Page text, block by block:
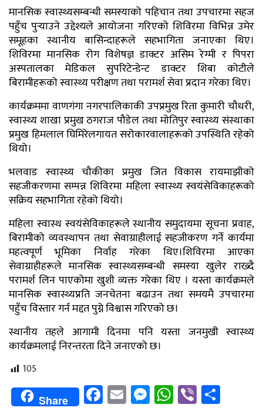
मानसिक स्वास्थ्यसम्बन्धी समस्याको पहिचान तथा उपचारमा सहज
पहुँच पुर्‍याउने उद्देश्यले आयोजना गरिएको शिविरमा विभिन्न उमेर
समूहका स्थानीय बासिन्दाहरूले सहभागिता जनाएका थिए।
शिविरमा मानसिक रोग विशेषज्ञ डाक्टर असिम रेग्मी र पिपरा
अस्पतालका मेडिकल सुपरिटेन्डेन्ट डाक्टर शिबा कोटीले
बिरामीहरूको स्वास्थ्य परीक्षण तथा परामर्श सेवा प्रदान गरेका थिए।
कार्यक्रममा वाणगंगा नगरपालिकाकी उपप्रमुख रिता कुमारी चौधरी,
स्वास्थ्य शाखा प्रमुख ठगराज पौडेल तथा मोतिपुर स्वास्थ्य संस्थाका
प्रमुख हिमलाल घिमिरेलगायत सरोकारवालाहरूको उपस्थिति रहेको
थियो।
भलवाड स्वास्थ्य चौकीका प्रमुख जित विकास रायमाझीको
सहजीकरणमा सम्पन्न शिविरमा महिला स्वास्थ्य स्वयंसेविकाहरूको
सक्रिय सहभागिता रहेको थियो।
महिला स्वास्थ स्वयंसेविकाहरूले स्थानीय समुदायमा सूचना प्रवाह,
बिरामीको व्यवस्थापन तथा सेवाग्राहीलाई सहजीकरण गर्ने कार्यमा
महत्वपूर्ण भूमिका निर्वाह गरेका थिए।शिविरमा आएका
सेवाग्राहीहरूले मानसिक स्वास्थ्यसम्बन्धी समस्या खुलेर राख्दै
परामर्श लिन पाएकोमा खुशी व्यक्त गरेका थिए । यस्ता कार्यक्रमले
मानसिक स्वास्थ्यप्रति जनचेतना बढाउन तथा समयमै उपचारमा
पहुँच विस्तार गर्न मद्दत पुग्ने विश्वास गरिएको छ।
स्थानीय तहले आगामी दिनमा पनि यस्ता जनमुखी स्वास्थ्य
कार्यक्रमलाई निरन्तरता दिने जनाएको छ।
105
Share Facebook
EmailMessenger
WhatsApp
Viber